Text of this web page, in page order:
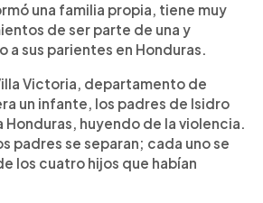
una familia propia, tiene muy
de ser parte de una y
a sus parientes en Honduras.
Victoria, departamento de
un infante, los padres de Isidro
huyendo de la violencia.
padres se separan; cada uno se
los cuatro hijos que habían